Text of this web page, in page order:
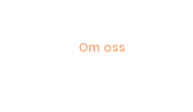
Om oss